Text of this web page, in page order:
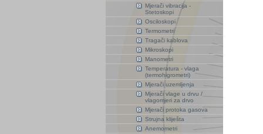
Mjerači vibracija -
Stetoskopi
Osciloskopi
Termometri
Tragači kablova
Mikroskopi
Manometri
Temperatura - vlaga
(termohigrometri)
Mjerači uzemljenja
Mjerači vlage u drvu /
vlagomjeri za drvo
Mjerači protoka gasova
Strujna kliješta
Anemometri